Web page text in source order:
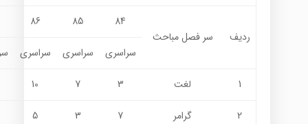
ردیف سر فصل مباحث
84
85
86
سراسری سراسری سراسری
1 لغت 3
7
10
2 گرامر 7
3
5